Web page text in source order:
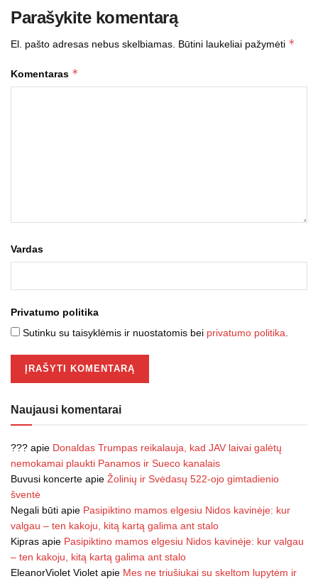
Parašykite komentarą
El. pašto adresas nebus skelbiamas. Būtini laukeliai pažymėti *
Komentaras *
Vardas
Privatumo politika
Sutinku su taisyklėmis ir nuostatomis bei privatumo politika
Naujausi komentarai
??? apie Donaldas Trumpas reikalauja, kad JAV laivai galėtų
nemokamai plaukti Panamos ir Sueco kanalais
Buvusi koncerte apie Žolinių ir Svėdasų 522-ojo gimtadienio
šventė
Negali būti apie Pasipiktino mamos elgesiu Nidos kavinėje: kur
valgau – ten kakoju, kitą kartą galima ant stalo
Kipras apie Pasipiktino mamos elgesiu Nidos kavinėje: kur valgau
– ten kakoju, kitą kartą galima ant stalo
EleanorViolet Violet apie Mes ne triušiukai su skeltom lupytėm ir